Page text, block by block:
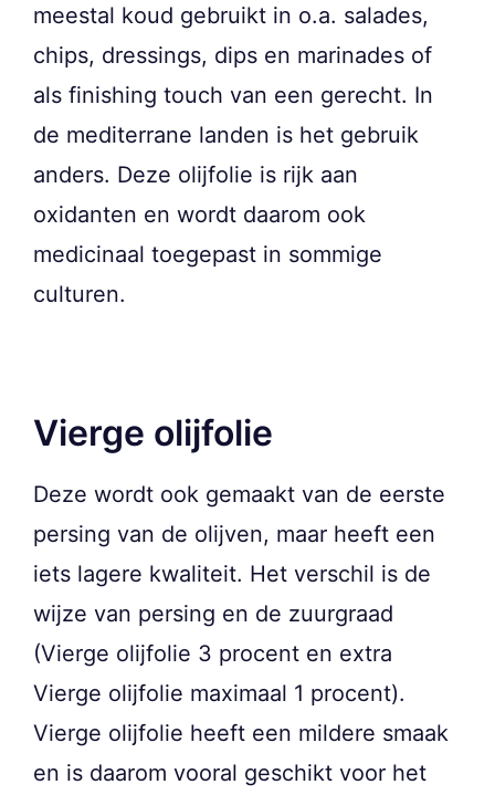
meestal koud gebruikt in o.a. salades,
chips, dressings, dips en marinades of
als finishing touch van een gerecht. In
de mediterrane landen is het gebruik
anders. Deze olijfolie is rijk aan
oxidanten en wordt daarom ook
medicinaal toegepast in sommige
culturen.
Vierge olijfolie
Deze wordt ook gemaakt van de eerste
persing van de olijven, maar heeft een
iets lagere kwaliteit. Het verschil is de
wijze van persing en de zuurgraad
(Vierge olijfolie 3 procent en extra
Vierge olijfolie maximaal 1 procent).
Vierge olijfolie heeft een mildere smaak
en is daarom vooral geschikt voor het